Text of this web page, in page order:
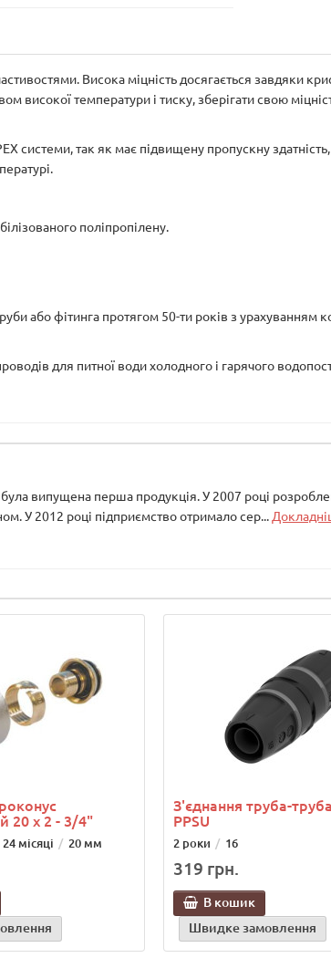
Висока міцність досягається завдяки
температури і тиску, зберігати свою
системи, так як має підвищену пропускну
поліпропілену.
або фітинга протягом 50-ти років з урахуванням
для питної води холодного і гарячого
була випущена перша продукція. У 2007 році
У 2012 році підприємство отримало сер...
20 х 2 - 3/4"
24 місяці 20 мм
З'єднання труба-
PPSU
2 роки 16
319 грн.
В кошик
Швидке замовлення